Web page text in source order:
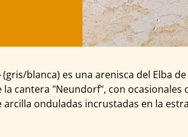
(gris/blanca) es una arenisca del Elba
la cantera "Neundorf", con
arcilla onduladas incrustadas en la